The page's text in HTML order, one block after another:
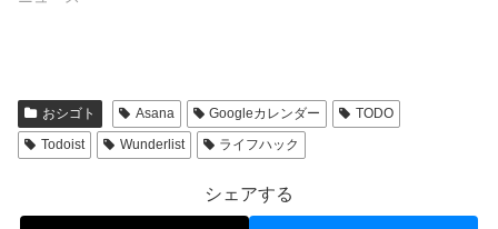
おシゴト Asana Googleカレンダー
TODO
Todoist
Wunderlist ライフハック
シェアする